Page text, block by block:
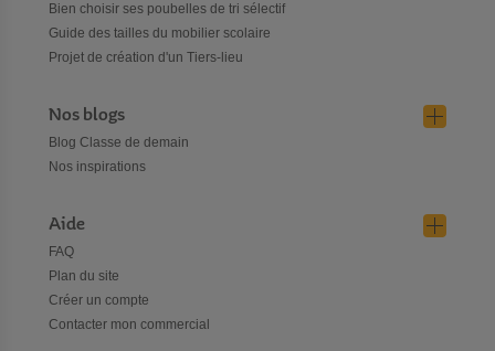
Bien choisir ses poubelles de tri sélectif
Guide des tailles du mobilier scolaire
Projet de création d'un Tiers-lieu
Nos blogs
Blog Classe de demain
Nos inspirations
Aide
FAQ
Plan du site
Créer un compte
Contacter mon commercial